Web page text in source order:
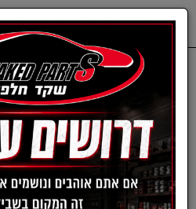
רדיאטורים
רדיאטור טוסון 2.7 08-10